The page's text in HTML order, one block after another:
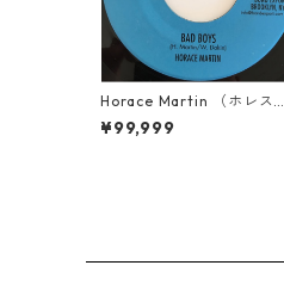
Horace Martin （ホレスマ
ーティン） - Bad Boys
【7'】
¥99,999